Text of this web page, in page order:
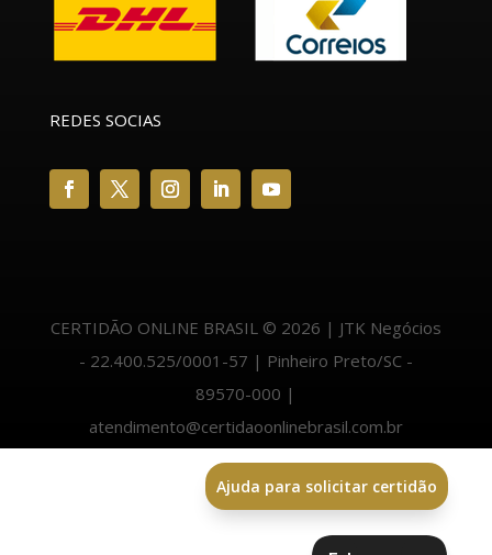
REDES SOCIAS
CERTIDÃO ONLINE BRASIL © 2026 | JTK Negócios
- 22.400.525/0001-57 | Pinheiro Preto/SC -
89570-000 |
atendimento@certidaoonlinebrasil.com.br
Ajuda para solicitar certidão